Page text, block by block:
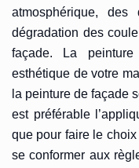
atmosphérique,
dégradation des
façade. La peinture
esthétique de votre
la peinture de façade
est préférable
que pour faire le
se conformer aux